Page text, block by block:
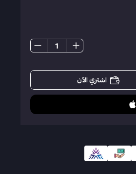
اشتري الآن